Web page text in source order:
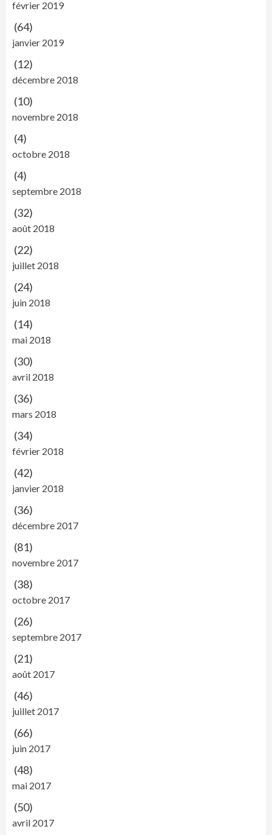
février 2019
(64)
janvier 2019
(12)
décembre 2018
(10)
novembre 2018
(4)
octobre 2018
(4)
septembre 2018
(32)
août 2018
(22)
juillet 2018
(24)
juin 2018
(14)
mai 2018
(30)
avril 2018
(36)
mars 2018
(34)
février 2018
(42)
janvier 2018
(36)
décembre 2017
(81)
novembre 2017
(38)
octobre 2017
(26)
septembre 2017
(21)
août 2017
(46)
juillet 2017
(66)
juin 2017
(48)
mai 2017
(50)
avril 2017